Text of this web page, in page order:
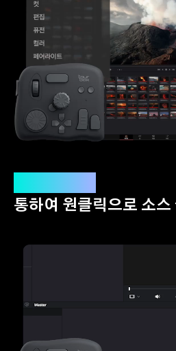
통하여 원클릭으로 소스